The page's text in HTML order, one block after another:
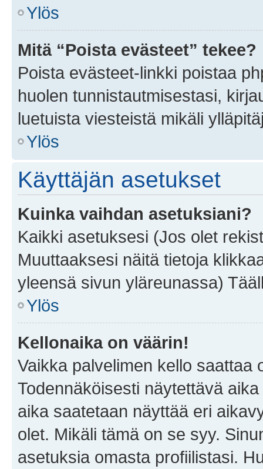
Ylös
Mitä “Poista evästeet” tekee?
Poista evästeet-linkki poistaa
huolen tunnistautmisestasi,
luetuista viesteistä mikäli
Ylös
Käyttäjän asetukset
Kuinka vaihdan asetuksiani?
Kaikki asetuksesi (Jos olet
Muuttaaksesi näitä tietoja
yleensä sivun yläreunassa)
Ylös
Kellonaika on väärin!
Vaikka palvelimen kello saattaa
Todennäköisesti näytettävä
aika saatetaan näyttää eri
olet. Mikäli tämä on se syy.
asetuksia omasta profiilistasi.